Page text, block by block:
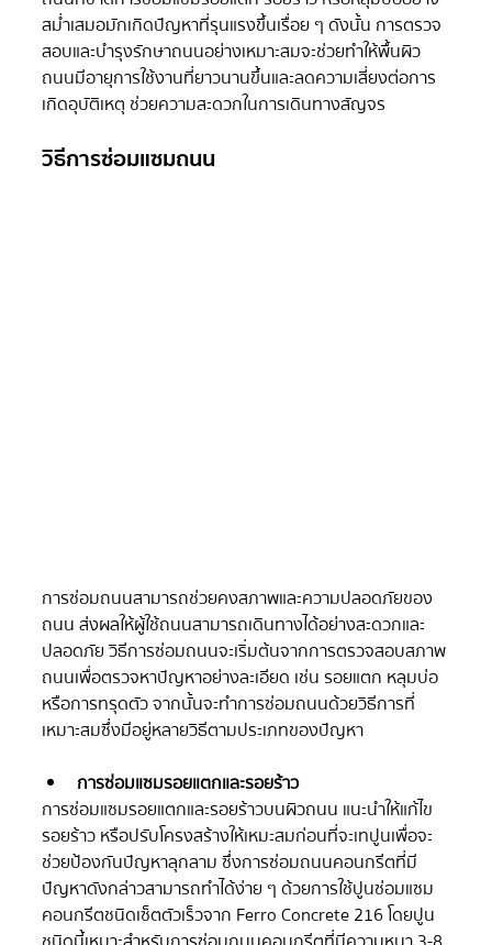
สม่ำเสมอมักเกิดปัญหาที่รุนแรงขึ้นเรื่อย ๆ ดังนั้น การตรวจ
สอบและบำรุงรักษาถนนอย่างเหมาะสมจะช่วยทำให้พื้นผิว
ถนนมีอายุการใช้งานที่ยาวนานขึ้นและลดความเสี่ยงต่อการ
เกิดอุบัติเหตุ ช่วยความสะดวกในการเดินทางสัญจร
วิธีการซ่อมแซมถนน
การซ่อมถนนสามารถช่วยคงสภาพและความปลอดภัยของ
ถนน ส่งผลให้ผู้ใช้ถนนสามารถเดินทางได้อย่างสะดวกและ
ปลอดภัย วิธีการซ่อมถนนจะเริ่มต้นจากการตรวจสอบสภาพ
ถนนเพื่อตรวจหาปัญหาอย่างละเอียด เช่น รอยแตก หลุมบ่อ
หรือการทรุดตัว จากนั้นจะทำการซ่อมถนนด้วยวิธีการที่
เหมาะสมซึ่งมีอยู่หลายวิธีตามประเภทของปัญหา
การซ่อมแซมรอยแตกและรอยร้าว
การซ่อมแซมรอยแตกและรอยร้าวบนผิวถนน แนะนำให้แก้ไข
รอยร้าว หรือปรับโครงสร้างให้เหมะสมก่อนที่จะเทปูนเพื่อจะ
ช่วยป้องกันปัญหาลุกลาม ซึ่งการซ่อมถนนคอนกรีตที่มี
ปัญหาดังกล่าวสามารถทำได้ง่าย ๆ ด้วยการใช้ปูนซ่อมแซม
คอนกรีตชนิดเซ็ตตัวเร็วจาก Ferro Concrete 216 โดยปูน